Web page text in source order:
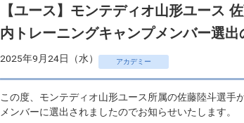
【ユース】モンテディオ山形ユース
内トレーニングキャンプメンバー選出
2025年9月24日（水） アカデミー
この度、モンテディオ山形ユース所属の佐藤陸斗選
メンバーに選出されましたのでお知らせいたします。